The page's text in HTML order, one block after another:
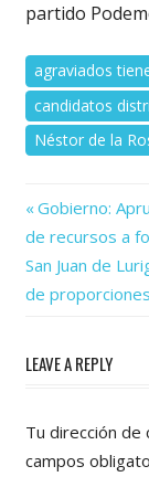
partido
agraviados
candidatos
Néstor de la
de
entradas
Previous
Post:
Gobierno:
de recursos a
Next
Post:
San Juan de
de proporciones
LEAVE A REPLY
Tu dirección de
campos